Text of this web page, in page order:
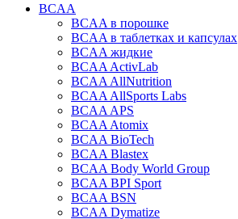
BCAA
BCAA в порошке
BCAA в таблетках и капсулах
BCAA жидкие
BCAA ActivLab
BCAA AllNutrition
BCAA AllSports Labs
BCAA APS
BCAA Atomix
BCAA BioTech
BCAA Blastex
BCAA Body World Group
BCAA BPI Sport
BCAA BSN
BCAA Dymatize